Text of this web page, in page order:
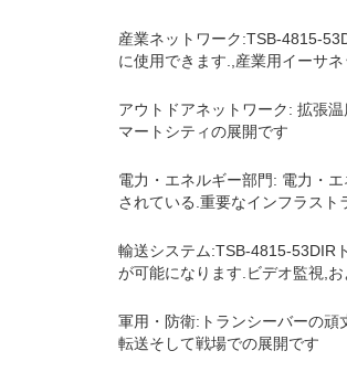
産業ネットワーク:TSB-4815-
に使用できます.,産業用イーサ
アウトドアネットワーク: 拡張
マートシティの展開です
電力・エネルギー部門: 電力・
されている.重要なインフラスト
輸送システム:TSB-4815-53DIR
が可能になります.ビデオ監視,
軍用・防衛:トランシーバーの頑
転送そして戦場での展開です